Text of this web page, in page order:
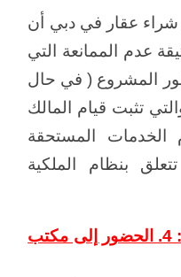
عقار في دبي أن
عدم الممانعة التي
المشروع ( في حال
تثبت قيام المالك
الخدمات المستحقة
بنظام الملكية
خطوات شراء عقار في دبي: 4. الحضور إلى مكتب